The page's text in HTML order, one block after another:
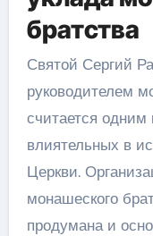
братства
Святой Сергий
руководителем
считается
влиятельных в
Церкви.
монашеского
продумана и